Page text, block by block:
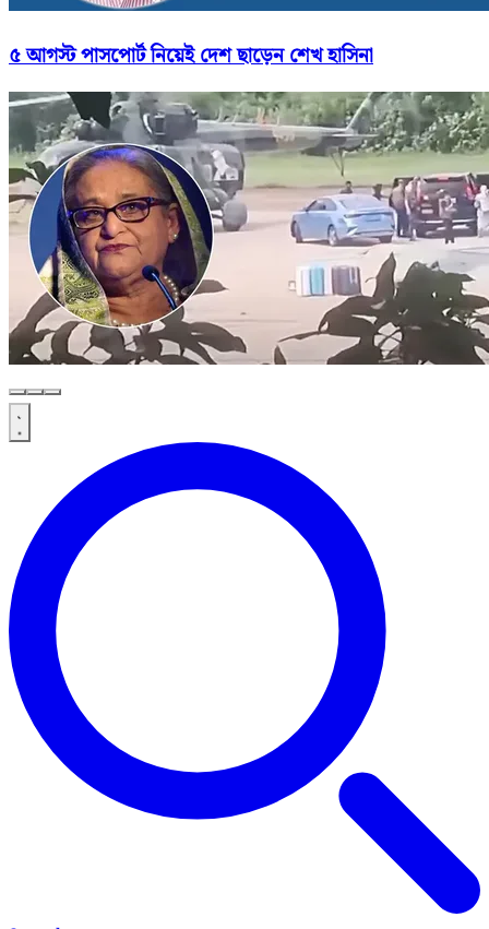
৫ আগস্ট পাসপোর্ট নিয়েই দেশ ছাড়েন শেখ হাসিনা